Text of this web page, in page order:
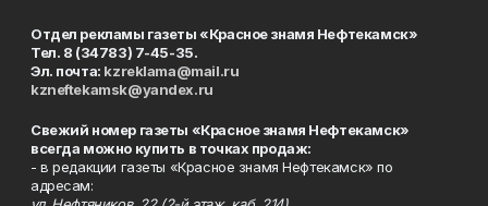
Отдел рекламы газеты «Красное знамя Нефтекамск»
Тел. 8 (34783) 7-45-35.
Эл. почта: kzreklama@mail.ru
kzneftekamsk@yandex.ru
Свежий номер газеты «Красное знамя Нефтекамск»
всегда можно купить в точках продаж:
- в редакции газеты «Красное знамя Нефтекамск» по
адресам: